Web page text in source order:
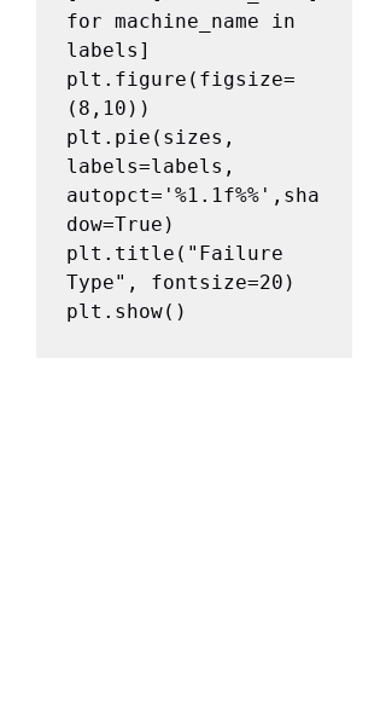
for machine_name in
labels]
plt.figure(figsize=
(8,10))
plt.pie(sizes,
labels=labels,
autopct='%1.1f%%',sha
dow=True)
plt.title("Failure
Type", fontsize=20)
plt.show()